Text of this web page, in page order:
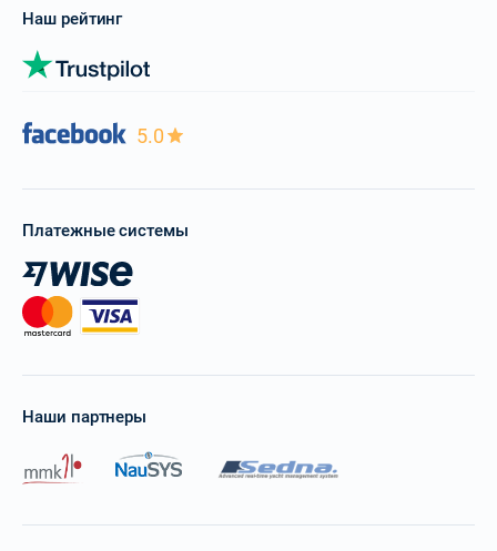
Наш рейтинг
5.0
Платежные системы
Наши партнеры